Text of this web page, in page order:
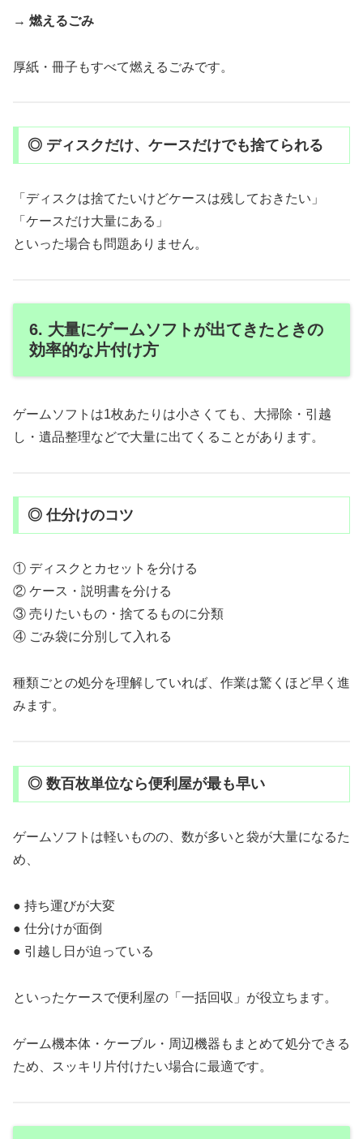
→ 燃えるごみ
厚紙・冊子もすべて燃えるごみです。
◎ ディスクだけ、ケースだけでも捨てられる
「ディスクは捨てたいけどケースは残しておきたい」
「ケースだけ大量にある」
といった場合も問題ありません。
6. 大量にゲームソフトが出てきたときの
効率的な片付け方
ゲームソフトは1枚あたりは小さくても、大掃除・引越
し・遺品整理などで大量に出てくることがあります。
◎ 仕分けのコツ
① ディスクとカセットを分ける
② ケース・説明書を分ける
③ 売りたいもの・捨てるものに分類
④ ごみ袋に分別して入れる
種類ごとの処分を理解していれば、作業は驚くほど早く進
みます。
◎ 数百枚単位なら便利屋が最も早い
ゲームソフトは軽いものの、数が多いと袋が大量になるた
め、
● 持ち運びが大変
● 仕分けが面倒
● 引越し日が迫っている
といったケースで便利屋の「一括回収」が役立ちます。
ゲーム機本体・ケーブル・周辺機器もまとめて処分できる
ため、スッキリ片付けたい場合に最適です。